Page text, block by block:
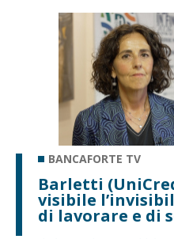
BANCAFORTE TV
Barletti
visibile
di lavorare e di